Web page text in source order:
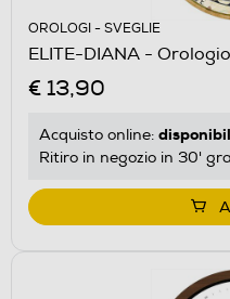
OROLOGI - SVEGLIE
ELITE-DIANA -
€ 13,90
Acquisto online:
Ritiro in negozio in 30'